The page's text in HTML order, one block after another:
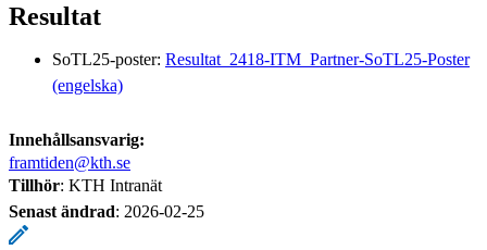
Resultat
SoTL25-poster: Resultat_2418-ITM_Partner-SoTL25-Poster
(engelska)
Innehållsansvarig:
framtiden@kth.se
Tillhör: KTH Intranät
Senast ändrad: 2026-02-25